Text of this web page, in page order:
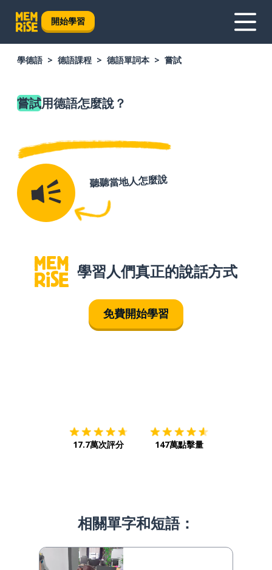
開始學習
學德語 德語課程 德語單詞本 嘗試
嘗試用德語怎麼說？
聽聽當地人怎麼說
學習人們真正的說話方式
免費開始學習
17.7萬次評分 147萬點擊量
相關單字和短語：